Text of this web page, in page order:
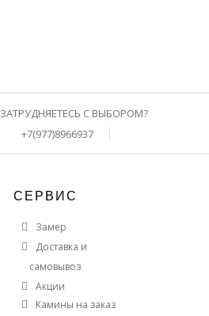
ЗАТРУДНЯЕТЕСЬ С ВЫБОРОМ?
+7(977)8966937
СЕРВИС
Замер
Доставка и
самовывоз
Акции
Камины на заказ